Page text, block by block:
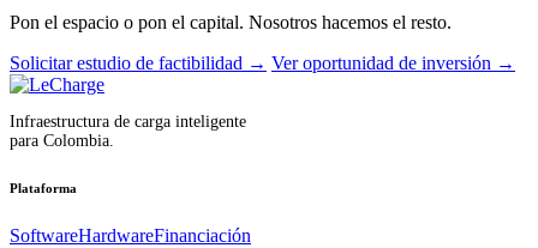
Pon el espacio o pon el capital. Nosotros hacemos el resto.
Solicitar estudio de factibilidad → Ver oportunidad de inversión →
Infraestructura de carga inteligente
para Colombia.
Plataforma
SoftwareHardwareFinanciación